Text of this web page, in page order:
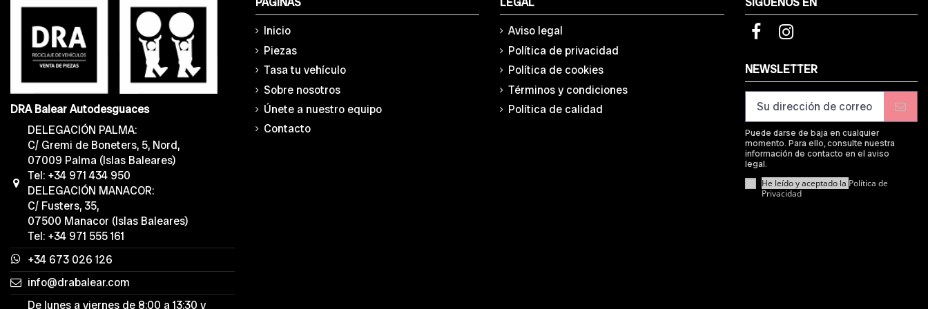
DRA Balear Autodesguaces
DELEGACIÓN PALMA:
C/ Gremi de Boneters, 5, Nord,
07009 Palma (Islas Baleares)
Tel: +34 971 434 950
DELEGACIÓN MANACOR:
C/ Fusters, 35,
07500 Manacor (Islas Baleares)
Tel: +34 971 555 161
+34 673 026 126
info@drabalear.com
De lunes a viernes de 8:00 a 13:30 y
Inicio
Piezas
Tasa tu vehículo
Sobre nosotros
Únete a nuestro equipo
Contacto
Aviso legal
Política de privacidad
Política de cookies
Términos y condiciones
Política de calidad
NEWSLETTER
Puede darse de baja en cualquier
momento. Para ello, consulte nuestra
información de contacto en el aviso
legal.
He leído y aceptado la Política de
Privacidad